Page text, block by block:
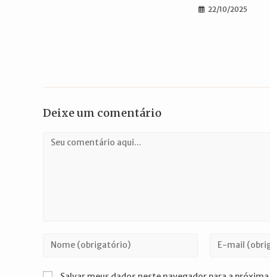
22/10/2025
Deixe um comentário
Comentário
Digite
nome
Digite
endereço